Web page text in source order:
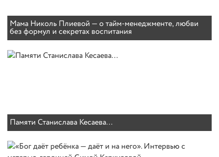
Мама Николь Плиевой — о тайм-менеджменте, любви
без формул и секретах воспитания
Памяти Станислава Кесаева…